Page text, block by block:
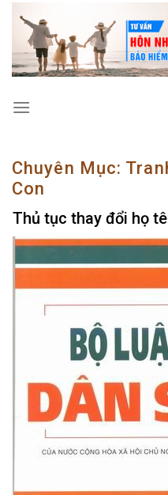
content
Chuyên Mục:
Con
Thủ tục thay đổi họ